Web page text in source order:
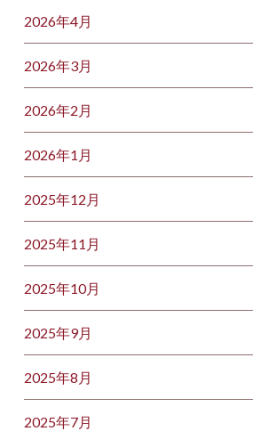
2026年4月
2026年3月
2026年2月
2026年1月
2025年12月
2025年11月
2025年10月
2025年9月
2025年8月
2025年7月